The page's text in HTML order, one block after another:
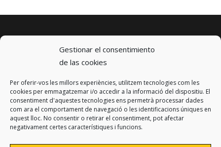
Gestionar el consentimiento
de las cookies
Per oferir-vos les millors experiències, utilitzem tecnologies com les
cookies per emmagatzemar i/o accedir a la informació del dispositiu. El
consentiment d'aquestes tecnologies ens permetrà processar dades
com ara el comportament de navegació o les identificacions úniques en
aquest lloc. No consentir o retirar el consentiment, pot afectar
negativament certes característiques i funcions.
© 2023 km0 Energy
Carrer Baldrich 222-226
08223 Terrassa, Barcelona
info@km0.energy